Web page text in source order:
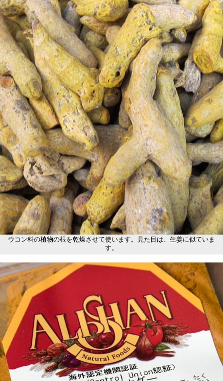
ウコン科の植物の根を乾燥させて使います。見た目は、生姜に似ていま
す。